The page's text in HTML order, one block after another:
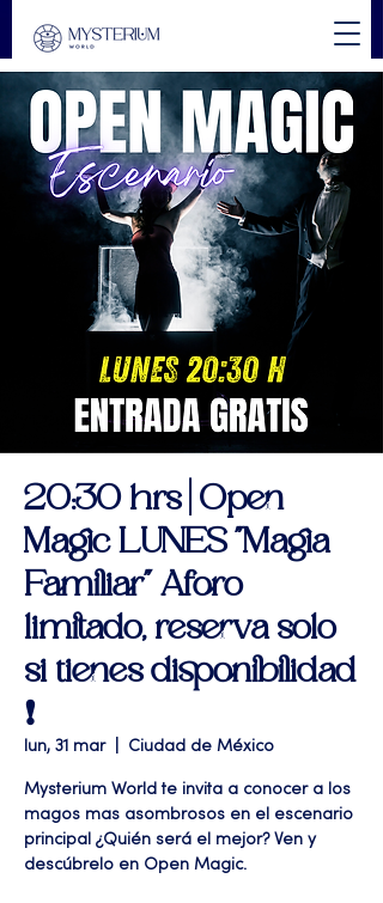
20:30 hrs | Open
Magic LUNES "Magia
Familiar" Aforo
limitado, reserva solo
si tienes disponibilidad
❗
lun, 31 mar
  |
Ciudad de México
Mysterium World te invita a conocer a los
magos mas asombrosos en el escenario
principal ¿Quién será el mejor? Ven y
descúbrelo en Open Magic.